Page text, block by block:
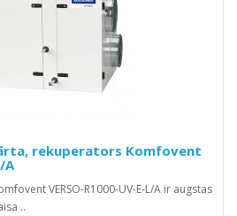
rekuperators Komfovent
A
VERSO-R1000-UV-E-L/A ir augstas
..